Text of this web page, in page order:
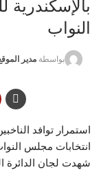
النواب
بواسطة مدير
استمرار توافد
انتخابات مجلس
شهدت لجان الدائرة